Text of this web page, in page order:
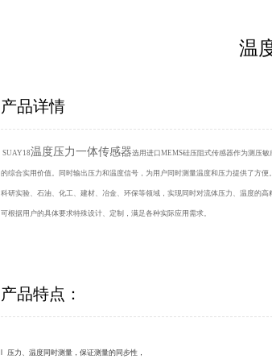
温
产品详情
SUAY18温度压力一体传感器选用进口MEMS硅压阻式传感器作为测压
的综合实用价值。同时输出压力和温度信号，为用户同时测量温度和压力提供了方
科研实验、石油、化工、建材、冶金、环保等领域，实现同时对流体压力、温度的高
可根据用户的具体要求特殊设计、定制，满足各种实际应用需求。
产品特点：
l 压力、温度同时测量，保证测量的同步性，